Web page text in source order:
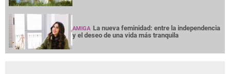
AMIGA La nueva feminidad: entre la independencia
y el deseo de una vida más tranquila